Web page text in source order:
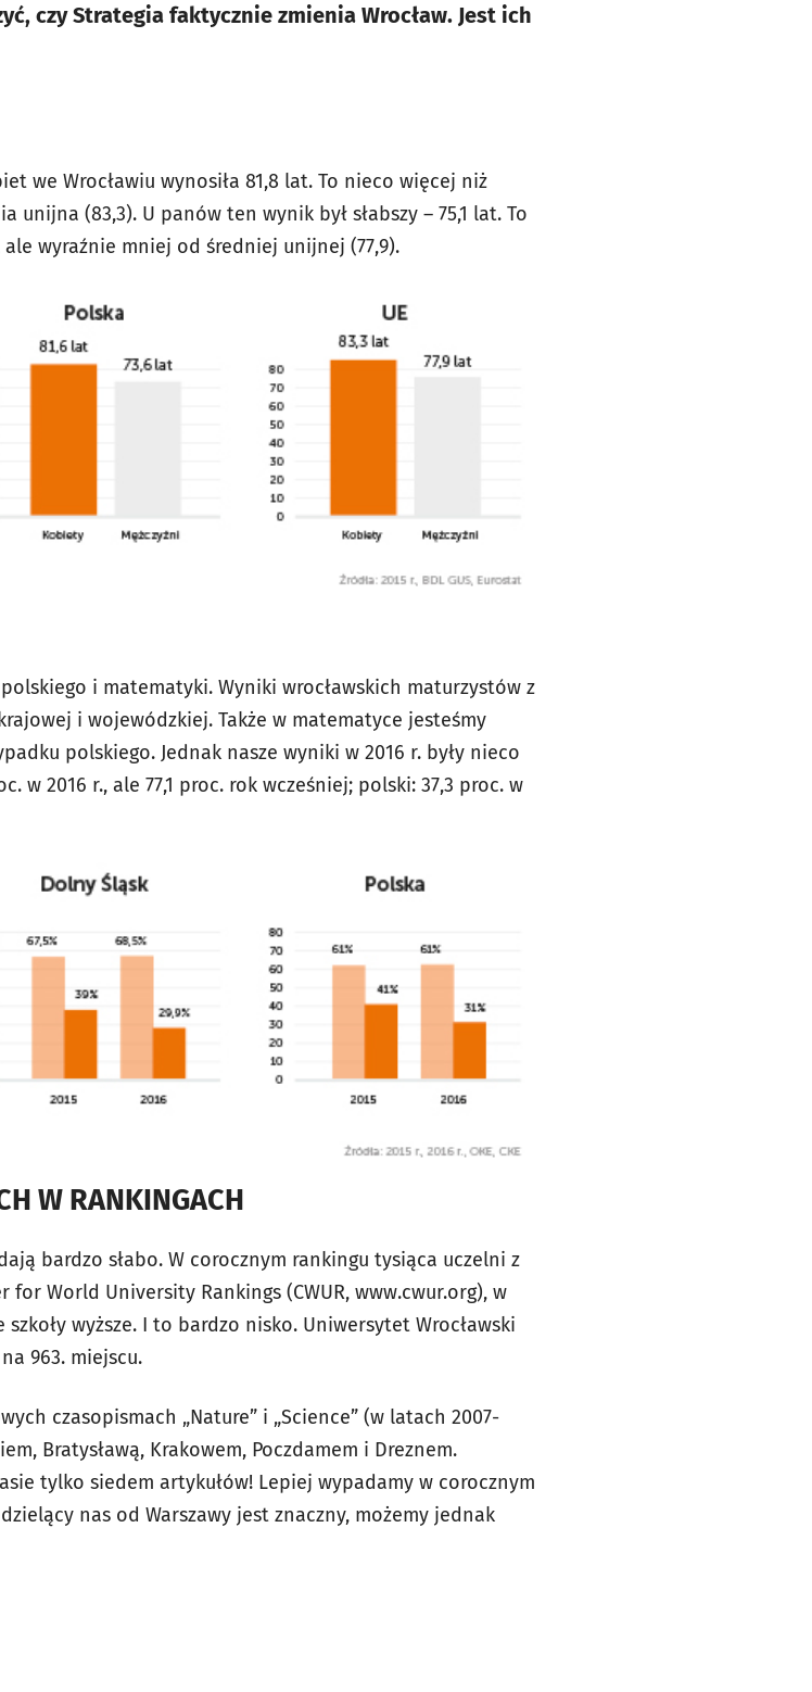
czy Strategia faktycznie zmienia Wrocław. Jest ich
we Wrocławiu wynosiła 81,8 lat. To nieco więcej niż
unijna (83,3). U panów ten wynik był słabszy – 75,1 lat. To
wyraźnie mniej od średniej unijnej (77,9).
i matematyki. Wyniki wrocławskich maturzystów z
i wojewódzkiej. Także w matematyce jesteśmy
polskiego. Jednak nasze wyniki w 2016 r. były nieco
w 2016 r., ale 77,1 proc. rok wcześniej; polski: 37,3 proc. w
W RANKINGACH
bardzo słabo. W corocznym rankingu tysiąca uczelni z
World University Rankings (CWUR, www.cwur.org), w
wyższe. I to bardzo nisko. Uniwersytet Wrocławski
963. miejscu.
czasopismach „Nature” i „Science” (w latach 2007-
Bratysławą, Krakowem, Poczdamem i Dreznem.
tylko siedem artykułów! Lepiej wypadamy w corocznym
nas od Warszawy jest znaczny, możemy jednak